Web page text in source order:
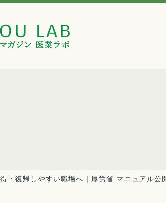
・復帰しやすい職場へ｜厚労省 マニュアル公